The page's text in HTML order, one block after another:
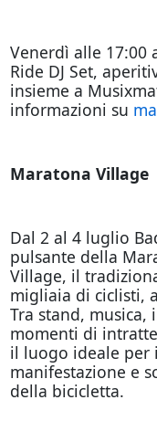
Venerdì alle 17:00
Ride DJ Set,
insieme a
informazioni su
Maratona Village
Dal 2 al 4 luglio
pulsante della
Village, il
migliaia di ciclisti,
Tra stand,
momenti di
il luogo ideale per
manifestazione e
della bicicletta.